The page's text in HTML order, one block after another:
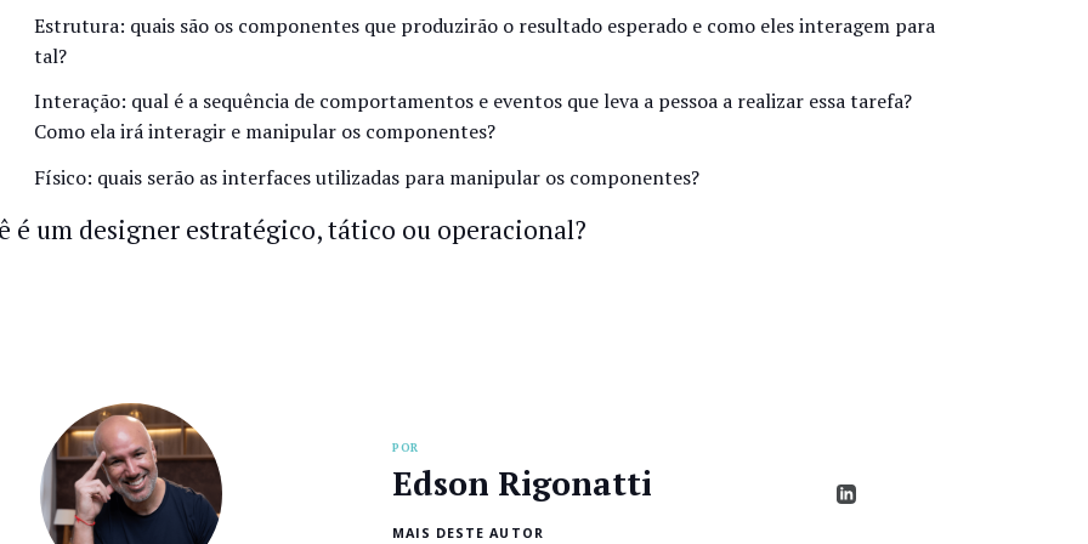
Estrutura: quais são os componentes que produzirão o resultado esperado e como eles interagem para
tal?
Interação: qual é a sequência de comportamentos e eventos que leva a pessoa a realizar essa tarefa?
Como ela irá interagir e manipular os componentes?
Físico: quais serão as interfaces utilizadas para manipular os componentes?
é um designer estratégico, tático ou operacional?
POR
Edson Rigonatti
MAIS DESTE AUTOR